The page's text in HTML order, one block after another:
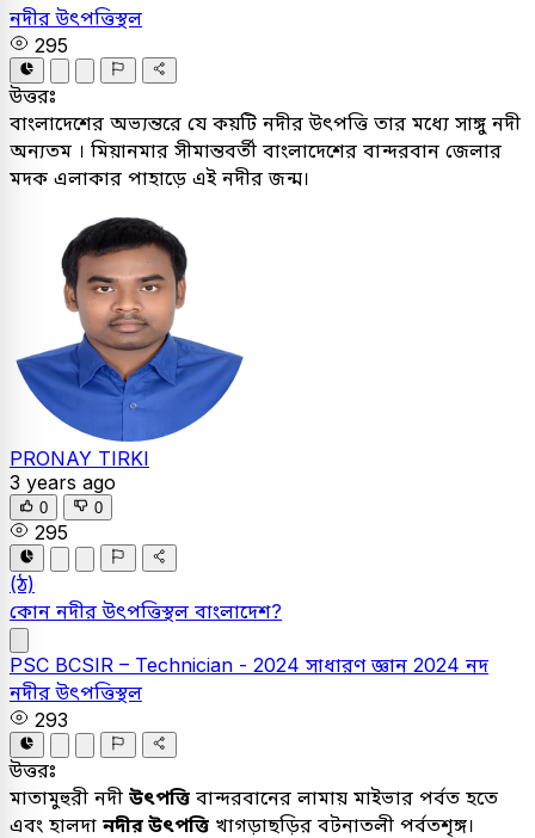
নদীর উৎপত্তিস্থল
295
উত্তরঃ
বাংলাদেশের অভ্যন্তরে যে কয়টি নদীর উৎপত্তি তার মধ্যে সাঙ্গু নদী
অন্যতম । মিয়ানমার সীমান্তবর্তী বাংলাদেশের বান্দরবান জেলার
মদক এলাকার পাহাড়ে এই নদীর জন্ম।
PRONAY TIRKI
3 years ago
0 0
295
(ঠ)
কোন নদীর উৎপত্তিস্থল বাংলাদেশ?
PSC BCSIR – Technician - 2024 সাধারণ জ্ঞান 2024 নদ
নদীর উৎপত্তিস্থল
293
উত্তরঃ
মাতামুহুরী নদী উৎপত্তি বান্দরবানের লামায় মাইভার পর্বত হতে
এবং হালদা নদীর উৎপত্তি খাগড়াছড়ির বটনাতলী পর্বতশৃঙ্গ।